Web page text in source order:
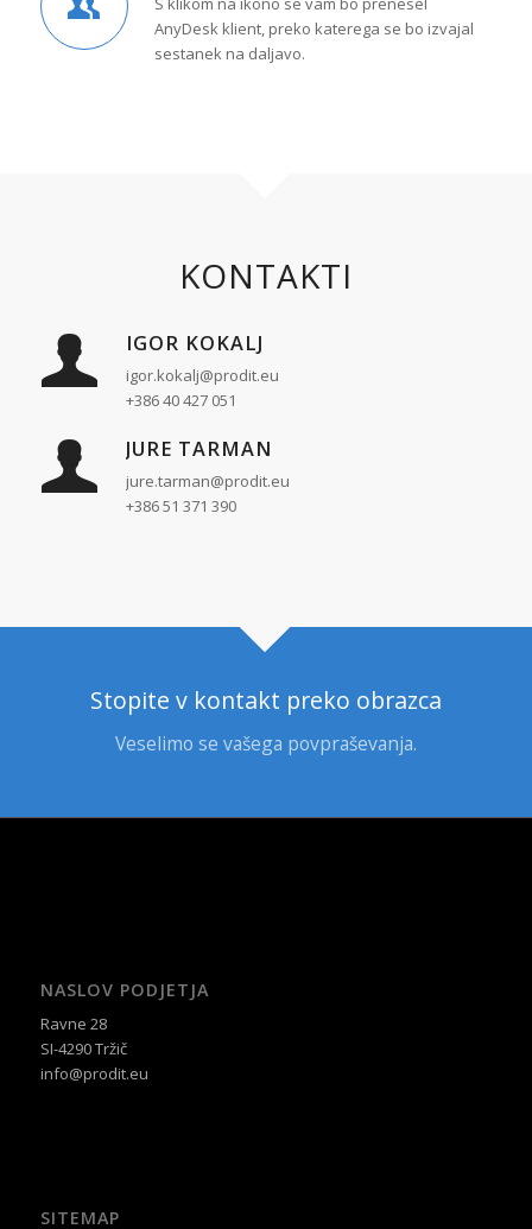
AnyDesk klient, preko katerega se bo izvajal
sestanek na daljavo.
KONTAKTI
IGOR KOKALJ
igor.kokalj@prodit.eu
+386 40 427 051
JURE TARMAN
jure.tarman@prodit.eu
+386 51 371 390
Stopite v kontakt preko obrazca
Veselimo se vašega povpraševanja.
NASLOV PODJETJA
Ravne 28
SI-4290 Tržič
info@prodit.eu
SITEMAP